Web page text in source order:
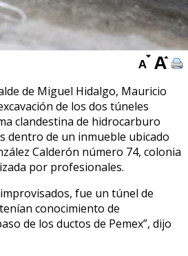
de Miguel Hidalgo, Mauricio
de los dos túneles
clandestina de hidrocarburo
dentro de un inmueble ubicado
Calderón número 74, colonia
por profesionales.
fue un túnel de
conocimiento de
de los ductos de Pemex”, dijo